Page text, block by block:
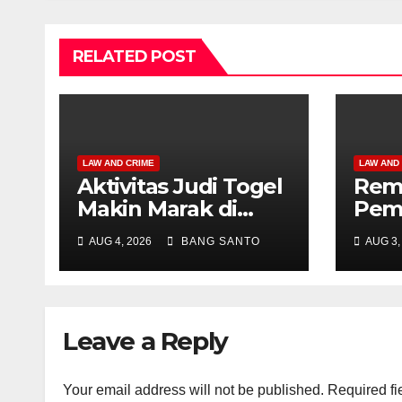
RELATED POST
LAW AND CRIME
Aktivitas Judi Togel
Makin Marak di
Wilayah Sorong,
Warga Desak
Aparat Segera
AUG 4, 2026 BANG SANTO
LAW AND
AUG
Leave a Reply
Your email address will not be published. Required